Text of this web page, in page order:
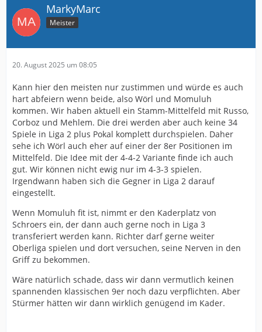
MarkyMarc
Meister
20. August 2025 um 08:05
Kann hier den meisten nur zustimmen und würde es auch
hart abfeiern wenn beide, also Wörl und Momuluh
kommen. Wir haben aktuell ein Stamm-Mittelfeld mit Russo,
Corboz und Mehlem. Die drei werden aber auch keine 34
Spiele in Liga 2 plus Pokal komplett durchspielen. Daher
sehe ich Wörl auch eher auf einer der 8er Positionen im
Mittelfeld. Die Idee mit der 4-4-2 Variante finde ich auch
gut. Wir können nicht ewig nur im 4-3-3 spielen.
Irgendwann haben sich die Gegner in Liga 2 darauf
eingestellt.
Wenn Momuluh fit ist, nimmt er den Kaderplatz von
Schroers ein, der dann auch gerne noch in Liga 3
transferiert werden kann. Richter darf gerne weiter
Oberliga spielen und dort versuchen, seine Nerven in den
Griff zu bekommen.
Wäre natürlich schade, dass wir dann vermutlich keinen
spannenden klassischen 9er noch dazu verpflichten. Aber
Stürmer hätten wir dann wirklich genügend im Kader.